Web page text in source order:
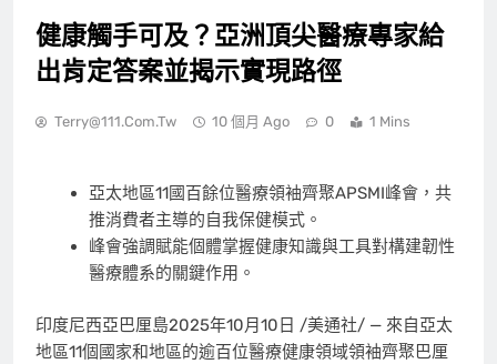
健康觸手可及？亞洲頂尖醫療專家給
出肯定答案並揭示實現路徑
Terry@111.com.tw 10 個月 Ago 0 1 Mins
亞太地區11國百餘位醫療領袖齊聚APSMI峰會，共
推消費者主導的自我保健模式。
峰會強調賦能個體掌握健康知識與工具對構建韌性
醫療體系的關鍵作用。
印度尼西亞巴厘島2025年10月10日 /美通社/ — 來自亞太
地區11個國家和地區的逾百位醫療健康領域領袖齊聚巴厘